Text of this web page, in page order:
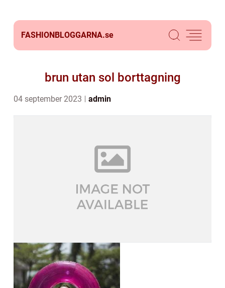
FASHIONBLOGGARNA.se
brun utan sol borttagning
04 september 2023 admin